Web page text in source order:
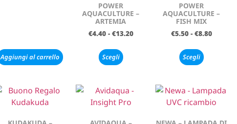
Aggiungi al carrello
POWER
AQUACULTURE –
ARTEMIA
€4.40 - €13.20
Scegli
POWER
AQUACULTURE –
FISH MIX
€5.50 - €8.80
Scegli